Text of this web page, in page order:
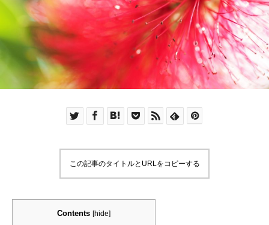
この記事のタイトルとURLをコピーする
Contents [hide]